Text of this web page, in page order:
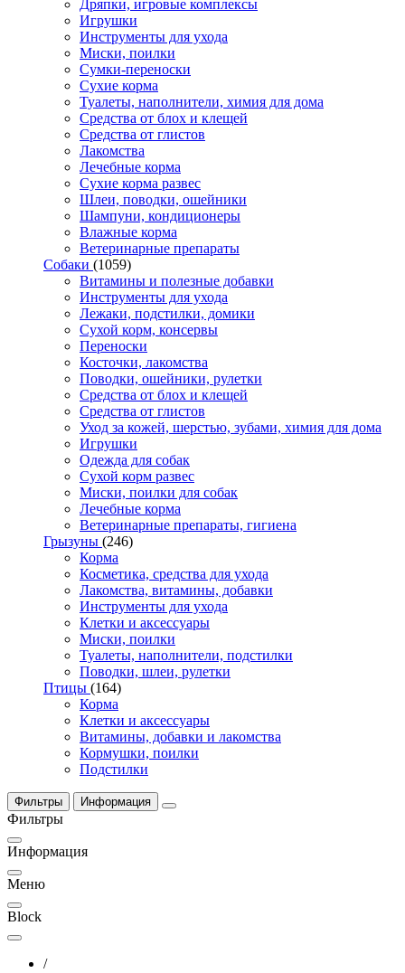
Дряпки, игровые комплексы
Игрушки
Инструменты для ухода
Миски, поилки
Сумки-переноски
Сухие корма
Туалеты, наполнители, химия для дома
Средства от блох и клещей
Средства от глистов
Лакомства
Лечебные корма
Сухие корма развес
Шлеи, поводки, ошейники
Шампуни, кондиционеры
Влажные корма
Ветеринарные препараты
Собаки (1059)
Витамины и полезные добавки
Инструменты для ухода
Лежаки, подстилки, домики
Сухой корм, консервы
Переноски
Косточки, лакомства
Поводки, ошейники, рулетки
Средства от блох и клещей
Средства от глистов
Уход за кожей, шерстью, зубами, химия для дома
Игрушки
Одежда для собак
Сухой корм развес
Миски, поилки для собак
Лечебные корма
Ветеринарные препараты, гигиена
Грызуны (246)
Корма
Косметика, средства для ухода
Лакомства, витамины, добавки
Инструменты для ухода
Клетки и аксессуары
Миски, поилки
Туалеты, наполнители, подстилки
Поводки, шлеи, рулетки
Птицы (164)
Корма
Клетки и аксессуары
Витамины, добавки и лакомства
Кормушки, поилки
Подстилки
Фильтры Информация
Фильтры
Информация
Меню
Block
/